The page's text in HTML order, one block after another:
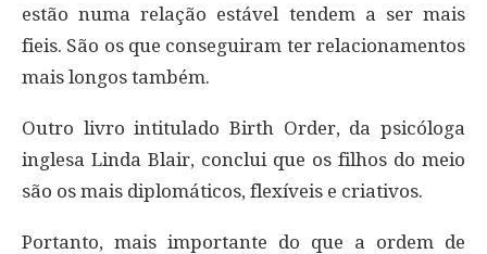
estão numa relação estável tendem a ser mais
fieis. São os que conseguiram ter relacionamentos
mais longos também.
Outro livro intitulado Birth Order, da psicóloga
inglesa Linda Blair, conclui que os filhos do meio
são os mais diplomáticos, flexíveis e criativos.
Portanto, mais importante do que a ordem de